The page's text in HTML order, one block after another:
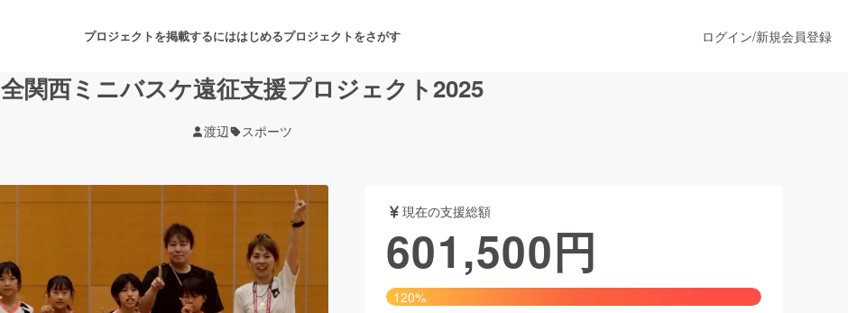
プロジェクトを掲載するにははじめるプロジェクトをさがす
舞台・パフォーマンス
ゲーム・サービス開発 ファッション
ログイン/新規会員登録
全関西ミニバスケ遠征支援プロジェクト2025
渡辺 スポーツ
現在の支援総額
601,500円
120%